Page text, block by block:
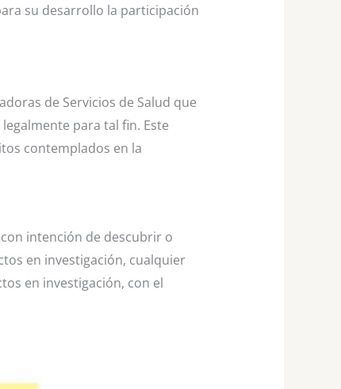
su desarrollo la participación
de Servicios de Salud que
para tal fin. Este
contemplados en la
intención de descubrir o
en investigación, cualquier
en investigación, con el